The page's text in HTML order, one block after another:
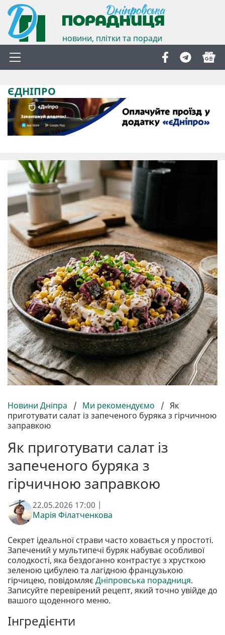
новини, плітки та поради
ЄДНІПРО
Новини Дніпра / Ми рекомендуємо / Як
приготувати салат із запеченого буряка з гірчичною
заправкою
Як приготувати салат із
запеченого буряка з
гірчичною заправкою
22.05.2026 17:00 |
Марія Філатченкова
Секрет ідеальної страви часто ховається у простоті.
Запечений у мультипечі буряк набуває особливої
солодкості, яка бездоганно контрастує з хрусткою
зеленою цибулею та лагідною французькою
гірчицею, повідомляєДніпровська порадниця.
Записуйте перевірений рецепт, який точно увійде до
вашого щоденного меню.
Інгредієнти